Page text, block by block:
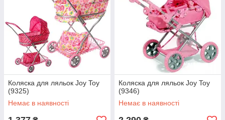
Коляска для ляльок Joy Toy
(9325)
Немає в наявності
Коляска для ляльок Joy Toy
(9346)
Немає в наявності